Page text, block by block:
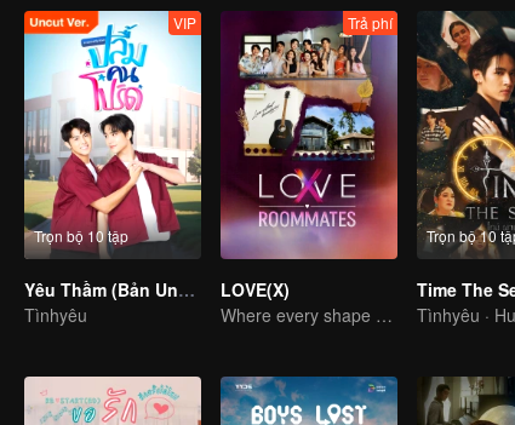
Trọn bộ 10 tập
VIP
Yêu Thầm (Bản Uncut)
Tìnhyêu
Trả phí
LOVE(X)
Where every shape of love meets, every color of heart beats
Trọn bộ 10
Time The
Tìnhyêu ·